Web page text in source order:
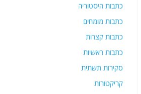
כתבות היסטוריה
כתבות מומחים
כתבות קצרות
כתבות ראשיות
סקירות תשתית
קריקטורות